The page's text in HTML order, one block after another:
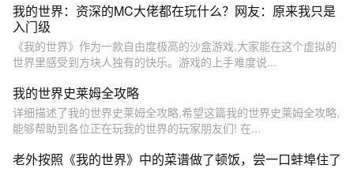
我的世界：资深的MC大佬都在玩什么？网友：原来我只是
入门级
《我的世界》作为一款自由度极高的沙盒游戏,大家能在这个虚拟的
世界里感受到方块人独有的快乐。游戏的上手难度说...
我的世界史莱姆全攻略
详细描述了我的世界史莱姆全攻略,希望这篇我的世界史莱姆全攻略,
能够帮助到各位正在玩我的世界的玩家朋友们! 在...
老外按照《我的世界》中的菜谱做了顿饭，尝一口蚌埠住了